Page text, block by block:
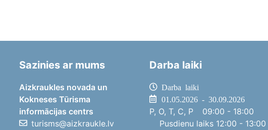
Sazinies ar mums
Aizkraukles novada un
Kokneses Tūrisma
informācijas centrs
turisms@aizkraukle.lv
Darba laiki
Darba laiki
01.05.2026 - 30.09.2026
P, O, T, C, P
09:00 - 18:00
Pusdienu laiks 12:00 - 13:00